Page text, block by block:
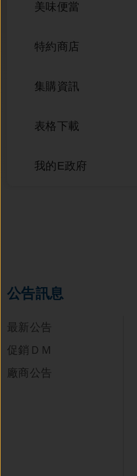
美味便當
特約商店
集購資訊
表格下載
我的E政府
公告訊息
最新公告
促銷ＤＭ
廠商公告